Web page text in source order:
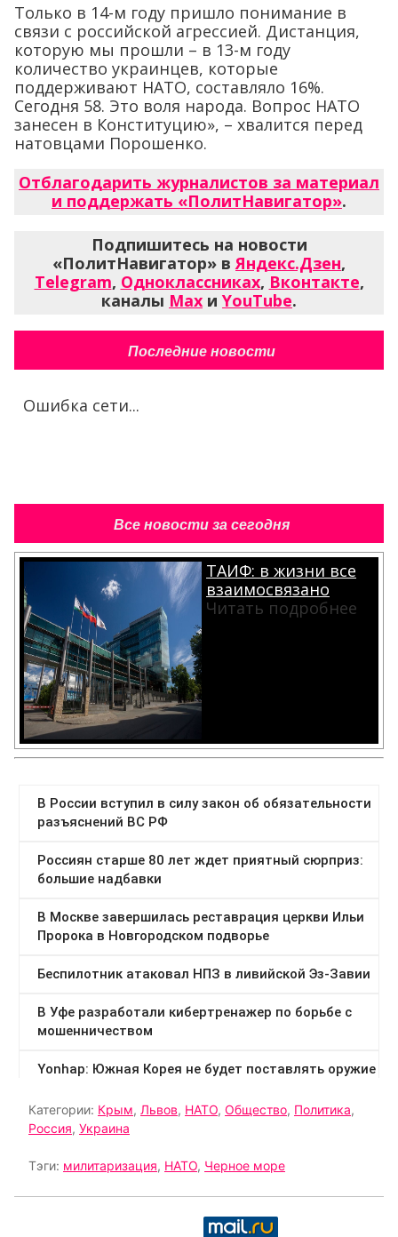
Только в 14-м году пришло понимание в
связи с российской агрессией. Дистанция,
которую мы прошли – в 13-м году
количество украинцев, которые
поддерживают НАТО, составляло 16%.
Сегодня 58. Это воля народа. Вопрос НАТО
занесен в Конституцию», – хвалится перед
натовцами Порошенко.
Отблагодарить журналистов за материал
и поддержать «ПолитНавигатор».
Подпишитесь на новости
«ПолитНавигатор» в Яндекс.Дзен,
Telegram, Одноклассниках, Вконтакте,
каналы Max и YouTube.
Последние новости
Ошибка сети...
Все новости за сегодня
ТАИФ: в жизни все
взаимосвязано
Читать подробнее
Категории: Крым, Львов, НАТО, Общество, Политика,
Россия, Украина
Тэги: милитаризация, НАТО, Черное море